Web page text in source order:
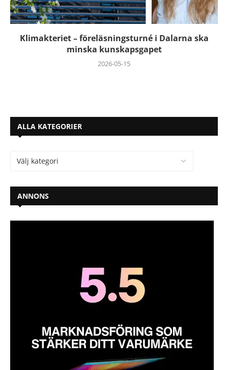
Klimakteriet – föreläsningsturné i Dalarna ska
minska kunskapsgapet
2026-05-15
ALLA KATEGORIER
ANNONS